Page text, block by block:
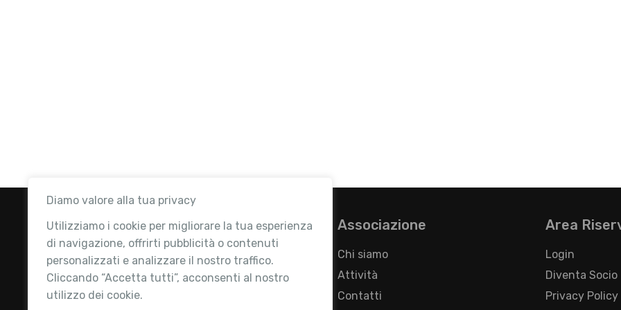
Diamo valore alla tua privacy
Utilizziamo i cookie per migliorare la tua esperienza
di navigazione, offrirti pubblicità o contenuti
personalizzati e analizzare il nostro traffico.
Cliccando “Accetta tutti”, acconsenti al nostro
utilizzo dei cookie.
Associazione
Chi siamo
Attività
Contatti
Area
Login
Diventa Socio
Privacy Policy